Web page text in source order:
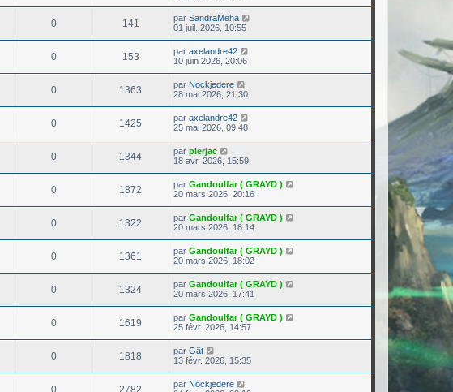
0 141 par SandraMeha
01 juil. 2026, 10:55
0 153 par axelandre42
10 juin 2026, 20:06
0 1363 par Nockjedere
28 mai 2026, 21:30
0 1425 par axelandre42
25 mai 2026, 09:48
0 1344 par pierjac
18 avr. 2026, 15:59
0 1872 par Gandoulfar ( GRAYD )
20 mars 2026, 20:16
0 1322 par Gandoulfar ( GRAYD )
20 mars 2026, 18:14
0 1361 par Gandoulfar ( GRAYD )
20 mars 2026, 18:02
0 1324 par Gandoulfar ( GRAYD )
20 mars 2026, 17:41
0 1619 par Gandoulfar ( GRAYD )
25 févr. 2026, 14:57
0 1818 par Gât
13 févr. 2026, 15:35
0 2782 par Nockjedere